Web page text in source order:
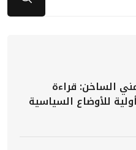
الساخن: قراءة
للأوضاع السياسية